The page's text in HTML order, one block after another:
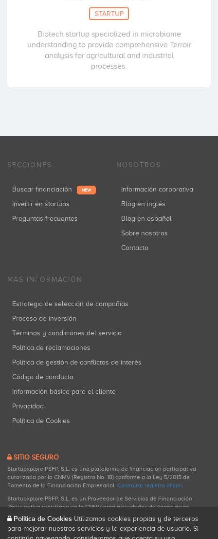
STARTUP
Biotech startup specialized in microbiome
understanding to provide comprehensive Terroir
analysis for agricultural and industrial
processes.
SECCIONES
Buscar financiación NEW
Invertir en startups
Preguntas frecuentes
NOSOTROS
Información corporativa
Blog en inglés
Blog en español
Sobre nosotros
Contacto
MÁS INFORMACIÓN
Estrategia de selección de compañías
Proceso de inversión
Términos y condiciones del servicio
Política de reclamaciones
Política de gestión de conflictos de interés
Código de conducta
Información básica para el cliente
Privacidad
Política de Cookies
SITIO SEGURO
Startupxplore PSFP, S.L. es una plataforma de financiación participativa
autorizada por la CNMV (Registro No. 18) conforme a la Ley 5/2015 de
Fomento de la Financiación Empresarial. Consultar registro oficial.
Startupxplore PSFP, S.L. es un Proveedor de Servicios de Financiación
Participativa registrado en la CNMV para actividades de financiación
participativa.
Política de Cookies Utilizamos cookies propias y de terceros
para mejorar nuestros servicios y la experiencia de usuario. Si